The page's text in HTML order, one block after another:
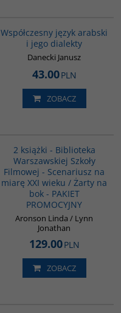
Współczesny język arabski
i jego dialekty
Danecki Janusz
43.00PLN
ZOBACZ
2 książki - Biblioteka
Warszawskiej Szkoły
Filmowej - Scenariusz na
miarę XXI wieku / Żarty na
bok - PAKIET
PROMOCYJNY
Aronson Linda / Lynn
Jonathan
129.00PLN
ZOBACZ